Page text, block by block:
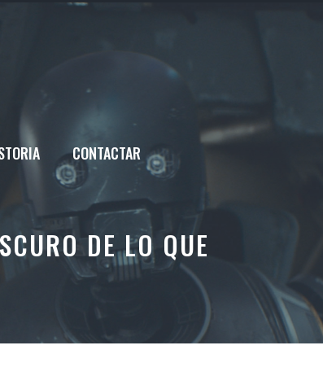
CONTACTAR
DE LO QUE